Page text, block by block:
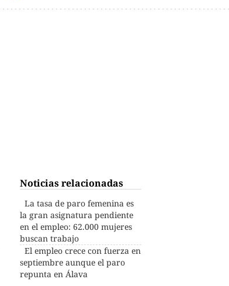
Noticias relacionadas
La tasa de paro femenina es
la gran asignatura pendiente
en el empleo: 62.000 mujeres
buscan trabajo
El empleo crece con fuerza en
septiembre aunque el paro
repunta en Álava